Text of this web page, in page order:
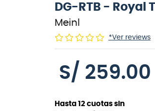
DG-RTB - Royal
Meinl
*Ver reviews
S/ 259.00
Hasta 12cuotas sin